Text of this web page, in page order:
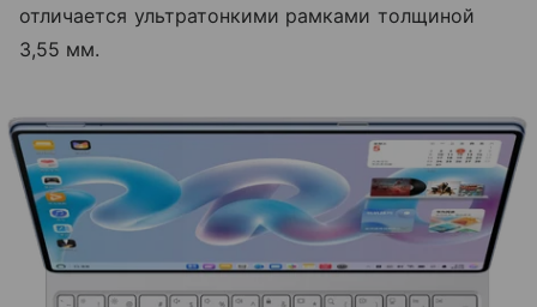
отличается ультратонкими рамками толщиной
3,55 мм.